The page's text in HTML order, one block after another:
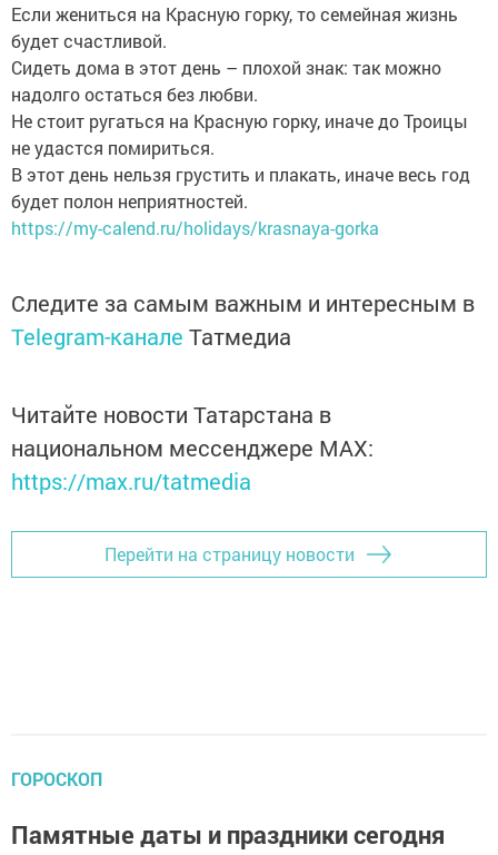
Если жениться на Красную горку, то семейная жизнь
будет счастливой.
Сидеть дома в этот день – плохой знак: так можно
надолго остаться без любви.
Не стоит ругаться на Красную горку, иначе до Троицы
не удастся помириться.
В этот день нельзя грустить и плакать, иначе весь год
будет полон неприятностей.
https://my-calend.ru/holidays/krasnaya-gorka
Следите за самым важным и интересным в
Telegram-канале Татмедиа
Читайте новости Татарстана в
национальном мессенджере MАХ:
https://max.ru/tatmedia
Перейти на страницу новости
ГОРОСКОП
Памятные даты и праздники сегодня